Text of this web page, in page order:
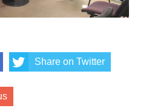
Share on Twitter